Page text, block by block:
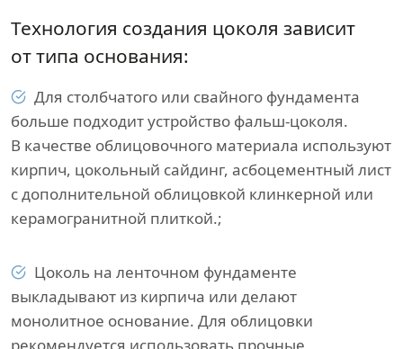
Технология создания цоколя зависит
от типа основания:
Для столбчатого или свайного фундамента
больше подходит устройство фальш-цоколя.
В качестве облицовочного материала используют
кирпич, цокольный сайдинг, асбоцементный лист
с дополнительной облицовкой клинкерной или
керамогранитной плиткой.;
Цоколь на ленточном фундаменте
выкладывают из кирпича или делают
монолитное основание. Для облицовки